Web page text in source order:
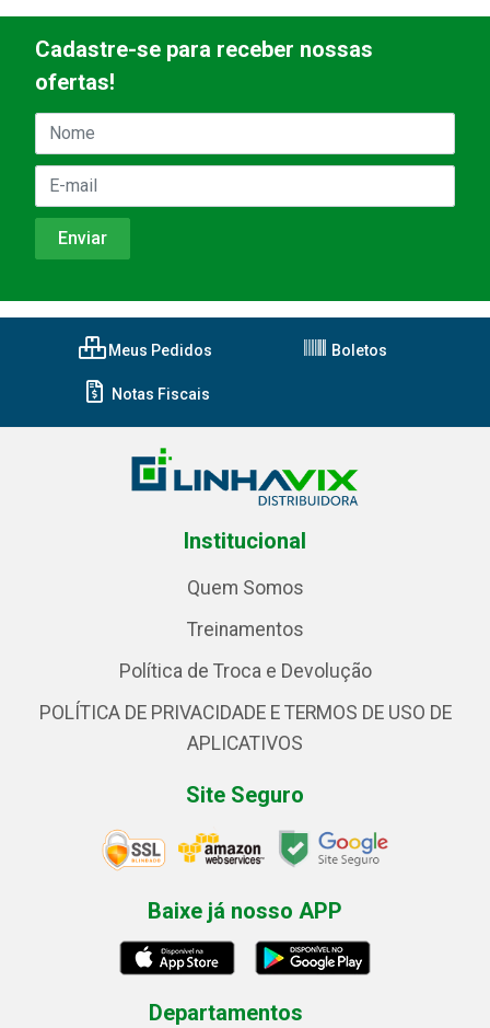
Cadastre-se para receber nossas
ofertas!
Meus Pedidos Boletos
Notas Fiscais
Institucional
Quem Somos
Treinamentos
Política de Troca e Devolução
POLÍTICA DE PRIVACIDADE E TERMOS DE USO DE
APLICATIVOS
Site Seguro
Baixe já nosso APP
Departamentos